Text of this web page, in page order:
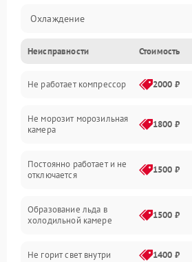
Охлаждение
Механика
Электропитание
Дренаж
Неисправности Стоимость
Не работает компрессор 2000 ₽
Не морозит морозильная
камера
1800 ₽
Постоянно работает и не
отключается
1500 ₽
Образование льда в
холодильной камере
1500 ₽
Не горит свет внутри 1400 ₽